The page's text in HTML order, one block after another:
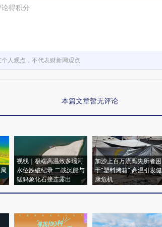
得积分
人观点，不代表财新网观点
本篇文章暂无评论
视线｜极端高温致多瑙河
水位跌破纪录 二战沉船与
猛犸象化石接连露出
加沙上百万流离失所者困
于“塑料烤箱” 高温引发健
康危机